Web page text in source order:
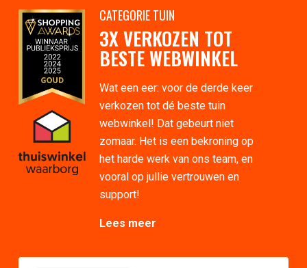
CATEGORIE TUIN
3X VERKOZEN TOT
BESTE WEBWINKEL
Wat een eer: voor de derde keer
verkozen tot dé beste tuin
webwinkel! Dat gebeurt niet
zomaar. Het is een bekroning op
het harde werk van ons team, en
vooral op jullie vertrouwen en
support!
Lees meer